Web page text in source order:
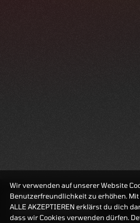
HANDELSZEIT
MO-FR: 7:30-23 UHR
ZERTIFIKATE
8:00-22 UHR
Wir verwenden auf unserer Website
Benutzerfreundlichkeit zu erhöhen.
ALLE AKZEPTIEREN erklärst du dich
dass wir Cookies verwenden dürfen.